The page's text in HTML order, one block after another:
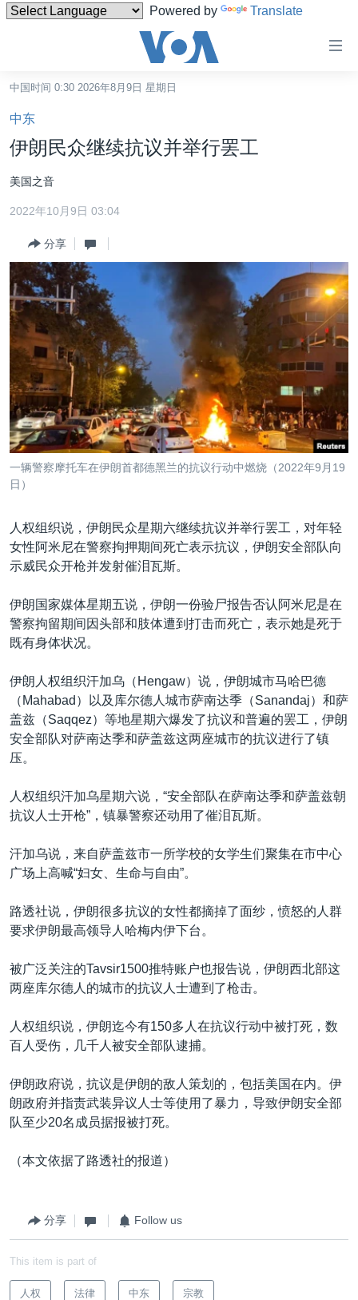
Powered by Translate
碍
链
接
转
内
转
导
航
跳
到
检
索
中国
台湾
港澳
国际
最新国际新闻
印太
中东
欧洲
非洲
美洲
全球议题
分类新闻
经济·金融·贸易
人权·法律·宗教
科教·文娱·体健
军事
劳工
环境
美中关系
热点专题
白宫要闻
国会报道
美中关系
美国建国250周年
重要讲话与声明
台海两岸关系
关注西藏
关注新疆
GEN Z 看美国
VOA视频
VOA今日焦点
中文广播
关注我们
其他语言网站
中国时间 0:30 2026年8月9日 星期日
中东
伊朗民众继续抗议并举行罢工
美国之音
2022年10月9日 03:04
分享
一辆警察摩托车在伊朗首都德黑兰的抗议行动中燃烧（2022年9月19
日）
人权组织说，伊朗民众星期六继续抗议并举行罢工，对年轻
女性阿米尼在警察拘押期间死亡表示抗议，伊朗安全部队向
示威民众开枪并发射催泪瓦斯。
伊朗国家媒体星期五说，伊朗一份验尸报告否认阿米尼是在
警察拘留期间因头部和肢体遭到打击而死亡，表示她是死于
既有身体状况。
伊朗人权组织汗加乌（Hengaw）说，伊朗城市马哈巴德
（Mahabad）以及库尔德人城市萨南达季（Sanandaj）和萨
盖兹（Saqqez）等地星期六爆发了抗议和普遍的罢工，伊朗
安全部队对萨南达季和萨盖兹这两座城市的抗议进行了镇
压。
人权组织汗加乌星期六说，“安全部队在萨南达季和萨盖兹朝
抗议人士开枪”，镇暴警察还动用了催泪瓦斯。
汗加乌说，来自萨盖兹市一所学校的女学生们聚集在市中心
广场上高喊“妇女、生命与自由”。
路透社说，伊朗很多抗议的女性都摘掉了面纱，愤怒的人群
要求伊朗最高领导人哈梅内伊下台。
被广泛关注的Tavsir1500推特账户也报告说，伊朗西北部这
两座库尔德人的城市的抗议人士遭到了枪击。
人权组织说，伊朗迄今有150多人在抗议行动中被打死，数
百人受伤，几千人被安全部队逮捕。
伊朗政府说，抗议是伊朗的敌人策划的，包括美国在内。伊
朗政府并指责武装异议人士等使用了暴力，导致伊朗安全部
队至少20名成员据报被打死。
（本文依据了路透社的报道）
分享 Follow us
This item is part of
人权 法律 中东 宗教